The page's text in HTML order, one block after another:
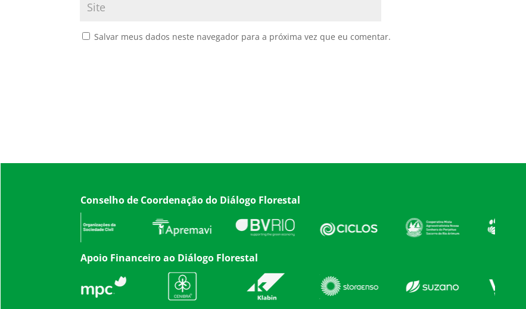
Salvar meus dados neste navegador para a próxima vez que eu comentar.
Conselho de Coordenação do Diálogo Florestal
Apoio Financeiro ao Diálogo Florestal